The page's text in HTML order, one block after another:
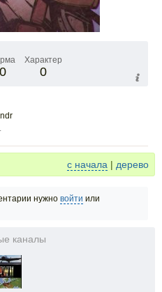
0
Характер
0
с начала | дерево
нужно войти или
каналы